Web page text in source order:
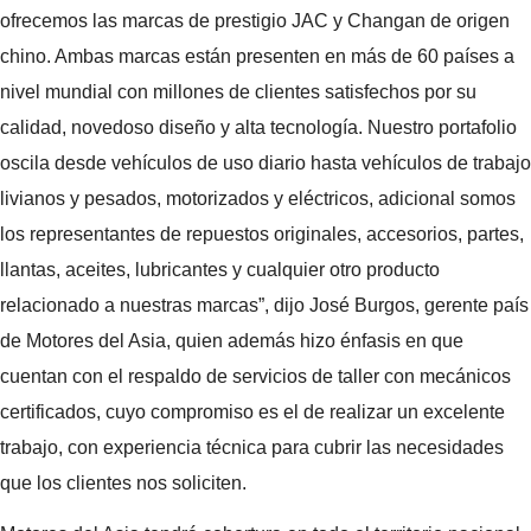
ofrecemos las marcas de prestigio JAC y Changan de origen
chino. Ambas marcas están presenten en más de 60 países a
nivel mundial con millones de clientes satisfechos por su
calidad, novedoso diseño y alta tecnología. Nuestro portafolio
oscila desde vehículos de uso diario hasta vehículos de trabajo
livianos y pesados, motorizados y eléctricos, adicional somos
los representantes de repuestos originales, accesorios, partes,
llantas, aceites, lubricantes y cualquier otro producto
relacionado a nuestras marcas”, dijo José Burgos, gerente país
de Motores del Asia, quien además hizo énfasis en que
cuentan con el respaldo de servicios de taller con mecánicos
certificados, cuyo compromiso es el de realizar un excelente
trabajo, con experiencia técnica para cubrir las necesidades
que los clientes nos soliciten.